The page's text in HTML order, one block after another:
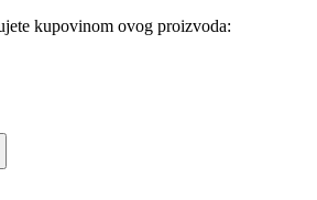
kupovinom ovog proizvoda: